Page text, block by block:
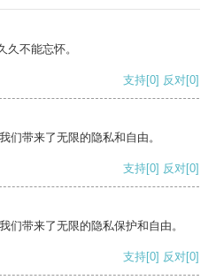
不能忘怀。
支持[0] 反对[0]
们带来了无限的隐私和自由。
支持[0] 反对[0]
们带来了无限的隐私保护和自由。
支持[0] 反对[0]